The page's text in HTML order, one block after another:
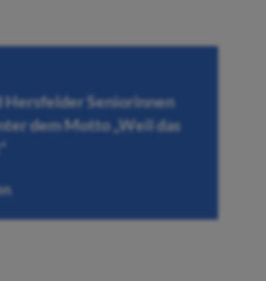
Hersfelder Seniorinnen
dem Motto „Weil das